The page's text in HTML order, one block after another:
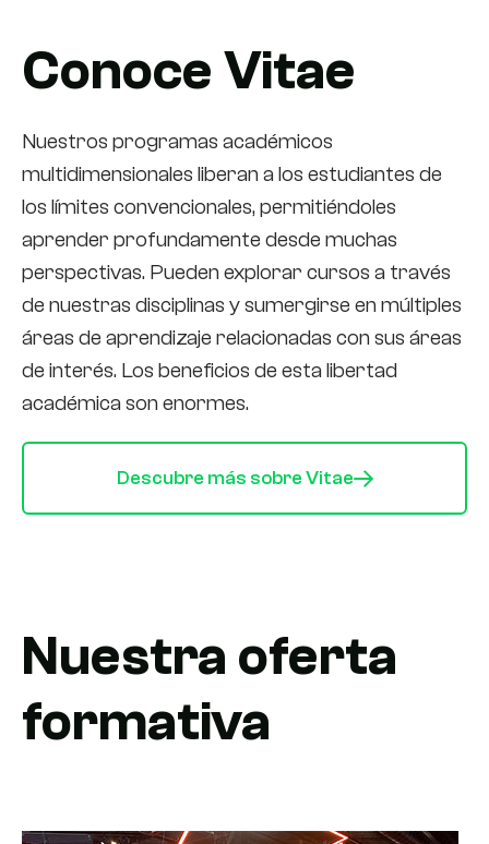
Conoce Vitae
Nuestros programas académicos
multidimensionales liberan a los estudiantes de
los límites convencionales, permitiéndoles
aprender profundamente desde muchas
perspectivas. Pueden explorar cursos a través
de nuestras disciplinas y sumergirse en múltiples
áreas de aprendizaje relacionadas con sus áreas
de interés. Los beneficios de esta libertad
académica son enormes.
Descubre más sobre Vitae
Nuestra oferta
formativa